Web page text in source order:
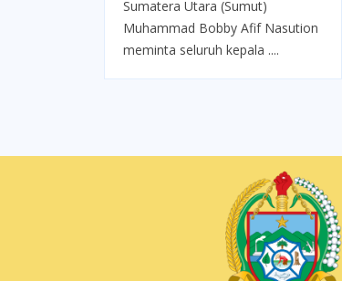
Sumatera Utara (Sumut)
Muhammad Bobby Afif Nasution
meminta seluruh kepala ....